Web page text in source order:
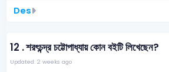
Des
12 .শরৎচন্দ্র চট্টোপাধ্যায় কোন বইটি লিখেছেন?
Updated: 2 weeks ago